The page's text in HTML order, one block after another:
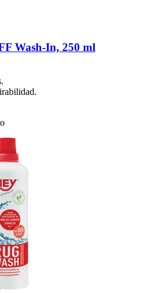
Wash-​In, 250 ml